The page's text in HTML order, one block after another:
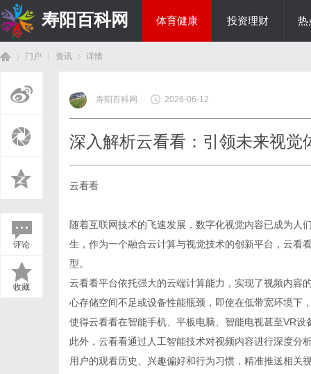
寿阳百科网 体育健康 投资理财 热
门户 资讯
›
详情
评论
收藏
寿阳百科网 2026-06-12
深入解析云看看：引领未来视觉
云看看
随着互联网技术的飞速发展，数字化视觉内容已成为人
生，作为一个融合云计算与视觉技术的创新平台，云看
型。
云看看平台依托强大的云端计算能力，实现了视频内容
心存储空间不足或设备性能瓶颈，即使在低带宽环境下
使得云看看在智能手机、平板电脑、智能电视甚至VR设
此外，云看看通过人工智能技术对视频内容进行深度分
用户的观看历史、兴趣偏好和行为习惯，精准推送相关